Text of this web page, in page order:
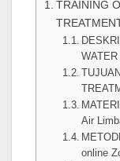
TRAINING
Air
online